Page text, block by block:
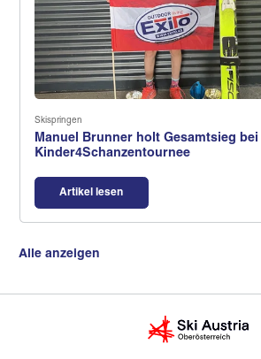
Skispringen
Manuel Brunner holt Gesamtsieg bei
Kinder4Schanzentournee
Artikel lesen
Alle anzeigen